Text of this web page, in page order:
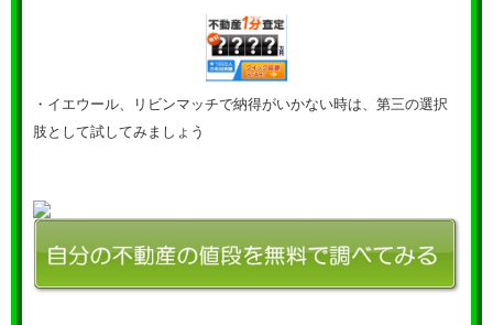
・イエウール、リビンマッチで納得がいかない時は、第三の選択
肢として試してみましょう